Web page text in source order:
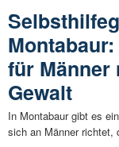
für Männer
Gewalt
In Montabaur gibt es
sich an Männer richtet,